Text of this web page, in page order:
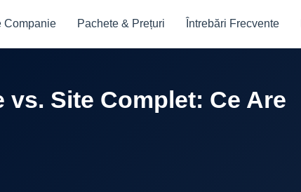
Companie Pachete & Prețuri Întrebări Frecvente
vs. Site Complet: Ce Are